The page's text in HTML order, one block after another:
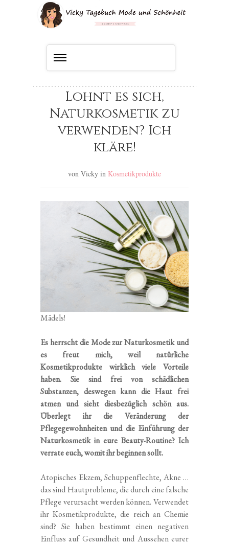
Lohnt es sich,
Naturkosmetik zu
verwenden? Ich
kläre!
von Vicky in Kosmetikprodukte
Mädels!
Es herrscht die Mode zur Naturkosmetik und
es freut mich, weil natürliche
Kosmetikprodukte wirklich viele Vorteile
haben. Sie sind frei von schädlichen
Substanzen, deswegen kann die Haut frei
atmen und sieht diesbezüglich schön aus.
Überlegt ihr die Veränderung der
Pflegegewohnheiten und die Einführung der
Naturkosmetik in eure Beauty-Routine? Ich
verrate euch, womit ihr beginnen sollt.
Atopisches Ekzem, Schuppenflechte, Akne …
das sind Hautprobleme, die durch eine falsche
Pflege verursacht werden können. Verwendet
ihr Kosmetikprodukte, die reich an Chemie
sind? Sie haben bestimmt einen negativen
Einfluss auf Gesundheit und Aussehen eurer